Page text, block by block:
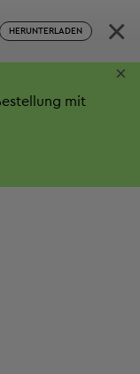
HERUNTERLADEN ×
mit
×